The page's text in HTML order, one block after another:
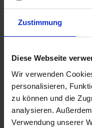
Zustimmung
Diese Webseite
Wir verwenden
personalisieren,
zu können und die
analysieren.
Verwendung unserer
26.08.2026 -
St.
13.30 Uhr
17.30 Uhr
26.08.2026 -
Koblenz /
Spaziergänge
19.30 Uhr